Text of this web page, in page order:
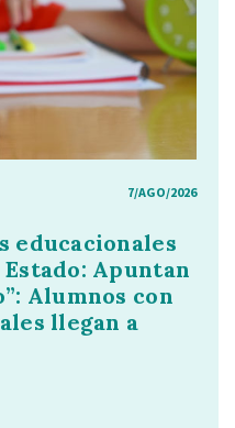
7/AGO/2026
educacionales
Apuntan
Alumnos con
llegan a